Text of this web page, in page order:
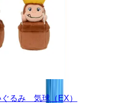
るみ 気球（EX）